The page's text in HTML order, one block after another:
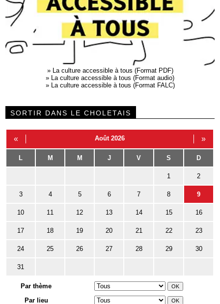
» La culture accessible à tous (Format PDF)
» La culture accessible à tous (Format audio)
» La culture accessible à tous (Format FALC)
SORTIR DANS LE CHOLETAIS
« Août 2026 »
L M M J V S D
1 2
3 4 5 6 7 8 9
10 11 12 13 14 15 16
17 18 19 20 21 22 23
24 25 26 27 28 29 30
31
Par thème
Par lieu